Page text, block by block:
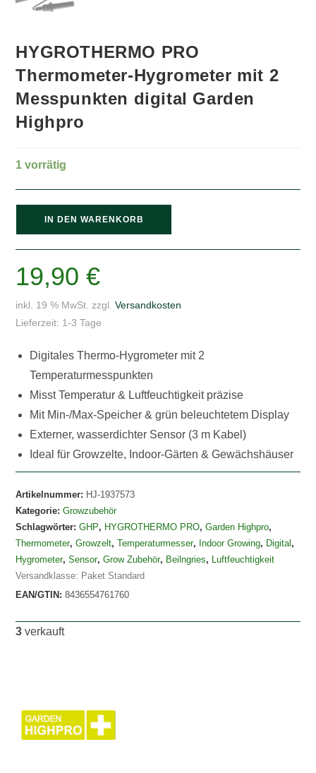
HYGROTHERMO PRO
Thermometer-Hygrometer mit 2
Messpunkten digital Garden
Highpro
1 vorrätig
Thermometer-
mit
2
Messpunkten
Garden
Highpro
Menge
IN DEN WARENKORB
19,90€
inkl. 19 % MwSt. zzgl.Versandkosten
Lieferzeit: 1-3 Tage
Digitales Thermo-Hygrometer mit 2
Temperaturmesspunkten
Misst Temperatur & Luftfeuchtigkeit präzise
Mit Min-/Max-Speicher & grün beleuchtetem Display
Externer, wasserdichter Sensor (3 m Kabel)
Ideal für Growzelte, Indoor-Gärten & Gewächshäuser
Artikelnummer: HJ-1937573
Kategorie:Growzubehör
Schlagwörter:GHP, HYGROTHERMO PRO,Garden Highpro,
Thermometer,Growzelt,Temperaturmesser, Indoor Growing, Digital,
Hygrometer,Sensor,Grow Zubehör, Beilngries, Luftfeuchtigkeit
Versandklasse: Paket Standard
EAN/GTIN:8436554761760
3 verkauft